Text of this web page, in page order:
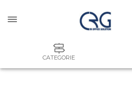
CATEGORIE